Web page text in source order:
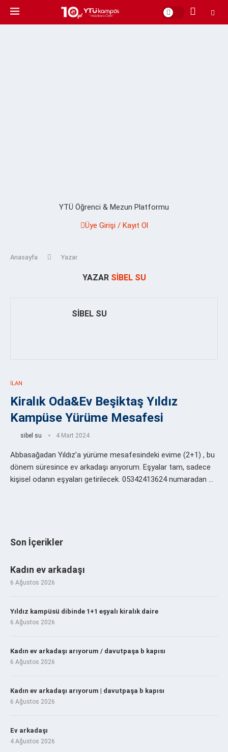
YTÜ Öğrenci & Mezun Platformu
Üye Girişi / Kayıt Ol
Anasayfa Yazar
YAZAR SIBEL SU
SIBEL SU
İLAN
Kiralık Oda&Ev Beşiktaş Yıldız
Kampüse Yürüme Mesafesi
sibel su 4 Mart 2024
Abbasağadan Yıldız’a yürüme mesafesindeki evime (2+1) , bu
dönem süresince ev arkadaşı arıyorum. Eşyalar tam, sadece
kişisel odanın eşyaları getirilecek. 05342413624 numaradan …
Son İçerikler
Kadın ev arkadaşı
6 Ağustos 2026
Yıldız kampüsü dibinde 1+1 eşyalı kiralık daire
6 Ağustos 2026
Kadın ev arkadaşı arıyorum / davutpaşa b kapısı
6 Ağustos 2026
Kadın ev arkadaşı arıyorum | davutpaşa b kapısı
6 Ağustos 2026
Ev arkadaşı
4 Ağustos 2026